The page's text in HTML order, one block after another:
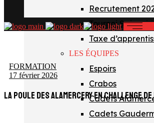
Recrutement
Tournoi
Taxe
LES ÉQUIPES
Espoirs
Crabos
Cadets
Cadets
FORMATION
17 février 2026
LA POULE DES ALAMERCERY EN CHALLENGE